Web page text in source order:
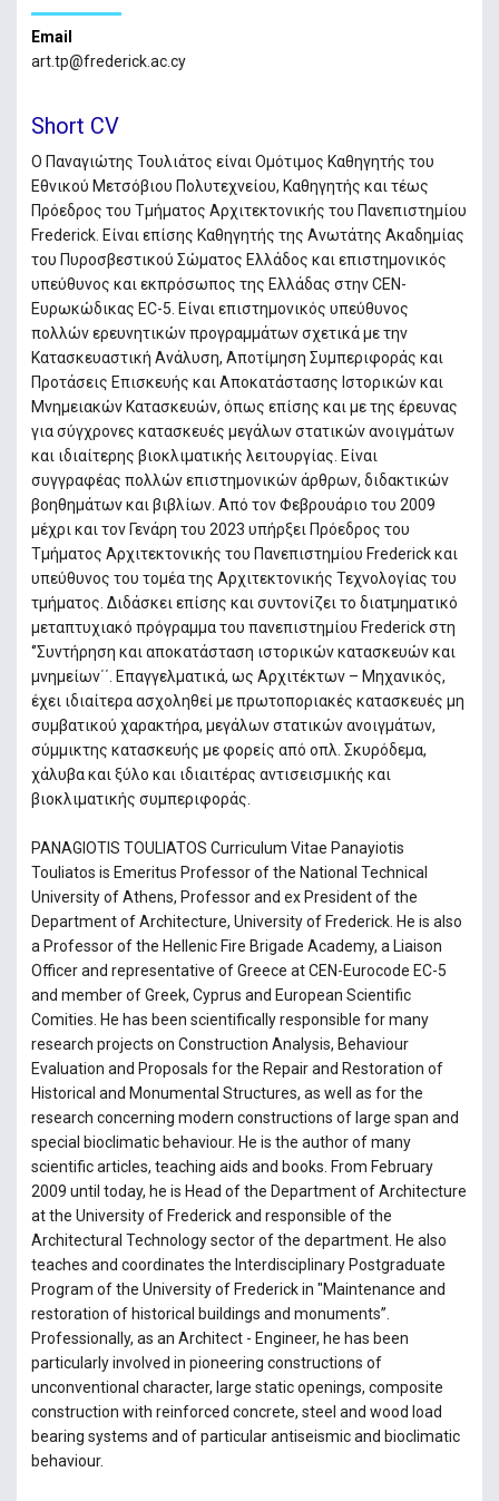
Email
art.tp@frederick.ac.cy
Short CV
Ο Παναγιώτης Τουλιάτος είναι Ομότιμος Καθηγητής του
Εθνικού Μετσόβιου Πολυτεχνείου, Καθηγητής και τέως
Πρόεδρος του Τμήματος Αρχιτεκτονικής του Πανεπιστημίου
Frederick. Είναι επίσης Καθηγητής της Ανωτάτης Ακαδημίας
του Πυροσβεστικού Σώματος Ελλάδος και επιστημονικός
υπεύθυνος και εκπρόσωπος της Ελλάδας στην CEN-
Ευρωκώδικας EC-5. Είναι επιστημονικός υπεύθυνος
πολλών ερευνητικών προγραμμάτων σχετικά με την
Κατασκευαστική Ανάλυση, Αποτίμηση Συμπεριφοράς και
Προτάσεις Επισκευής και Αποκατάστασης Ιστορικών και
Μνημειακών Κατασκευών, όπως επίσης και με της έρευνας
για σύγχρονες κατασκευές μεγάλων στατικών ανοιγμάτων
και ιδιαίτερης βιοκλιματικής λειτουργίας. Είναι
συγγραφέας πολλών επιστημονικών άρθρων, διδακτικών
βοηθημάτων και βιβλίων. Από τον Φεβρουάριο του 2009
μέχρι και τον Γενάρη του 2023 υπήρξει Πρόεδρος του
Τμήματος Αρχιτεκτονικής του Πανεπιστημίου Frederick και
υπεύθυνος του τομέα της Αρχιτεκτονικής Τεχνολογίας του
τμήματος. Διδάσκει επίσης και συντονίζει το διατμηματικό
μεταπτυχιακό πρόγραμμα του πανεπιστημίου Frederick στη
‘’Συντήρηση και αποκατάσταση ιστορικών κατασκευών και
μνημείων΄΄. Επαγγελματικά, ως Αρχιτέκτων – Μηχανικός,
έχει ιδιαίτερα ασχοληθεί με πρωτοποριακές κατασκευές μη
συμβατικού χαρακτήρα, μεγάλων στατικών ανοιγμάτων,
σύμμικτης κατασκευής με φορείς από oπλ. Σκυρόδεμα,
χάλυβα και ξύλο και ιδιαιτέρας αντισεισμικής και
βιοκλιματικής συμπεριφοράς.
PANAGIOTIS TOULIATOS Curriculum Vitae Panayiotis
Touliatos is Emeritus Professor of the National Technical
University of Athens, Professor and ex President of the
Department of Architecture, University of Frederick. He is also
a Professor of the Hellenic Fire Brigade Academy, a Liaison
Officer and representative of Greece at CEN-Eurocode EC-5
and member of Greek, Cyprus and European Scientific
Comities. He has been scientifically responsible for many
research projects on Construction Analysis, Behaviour
Evaluation and Proposals for the Repair and Restoration of
Historical and Monumental Structures, as well as for the
research concerning modern constructions of large span and
special bioclimatic behaviour. He is the author of many
scientific articles, teaching aids and books. From February
2009 until today, he is Head of the Department of Architecture
at the University of Frederick and responsible of the
Architectural Technology sector of the department. He also
teaches and coordinates the Interdisciplinary Postgraduate
Program of the University of Frederick in "Maintenance and
restoration of historical buildings and monuments”.
Professionally, as an Architect - Engineer, he has been
particularly involved in pioneering constructions of
unconventional character, large static openings, composite
construction with reinforced concrete, steel and wood load
bearing systems and of particular antiseismic and bioclimatic
behaviour.